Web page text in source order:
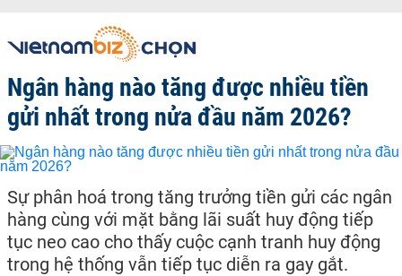
Ngân hàng nào tăng được nhiều tiền
gửi nhất trong nửa đầu năm 2026?
Sự phân hoá trong tăng trưởng tiền gửi các ngân
hàng cùng với mặt bằng lãi suất huy động tiếp
tục neo cao cho thấy cuộc cạnh tranh huy động
trong hệ thống vẫn tiếp tục diễn ra gay gắt.